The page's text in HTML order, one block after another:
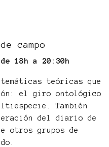
campo
18h a 20:30h
teóricas que
el giro ontológico
También
del diario de
otros grupos de